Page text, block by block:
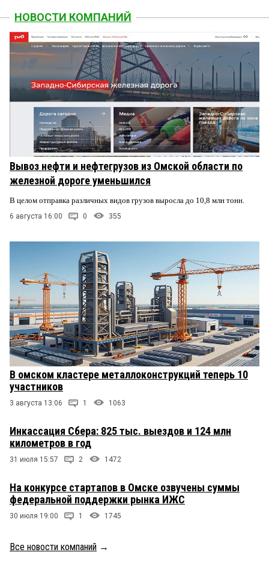
НОВОСТИ КОМПАНИЙ
Вывоз нефти и нефтегрузов из Омской области по
железной дороге уменьшился
В целом отправка различных видов грузов выросла до 10,8 млн тонн.
6 августа 16:00 0 355
В омском кластере металлоконструкций теперь 10
участников
3 августа 13:06 1 1063
Инкассация Сбера: 825 тыс. выездов и 124 млн
километров в год
31 июля 15:57 2 1472
На конкурсе стартапов в Омске озвучены суммы
федеральной поддержки рынка ИЖС
30 июля 19:00 1 1745
Все новости компаний →